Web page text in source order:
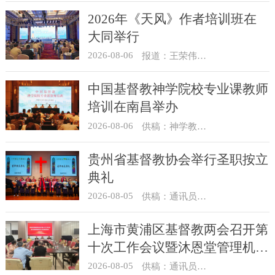
2026年《天风》作者培训班在
大同举行
2026-08-06 报道：王荣伟 摄影：冯谦
中国基督教神学院校专业课教师
培训在南昌举办
2026-08-06 供稿：神学教育部
贵州省基督教协会举行圣职按立
典礼
2026-08-05 供稿：通讯员 杨菁
上海市黄浦区基督教两会召开第
十次工作会议暨沐恩堂管理机构
七月份联席会议
2026-08-05 供稿：通讯员 景健美